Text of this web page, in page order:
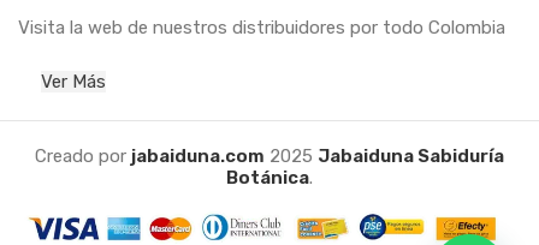
Visita la web de nuestros distribuidores por todo Colombia
Ver Más
Creado por jabaiduna.com 2025 Jabaiduna Sabiduría
Botánica.